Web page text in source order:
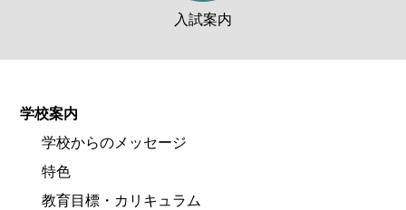
入試案内
学校案内
学校からのメッセージ
特色
教育目標・カリキュラム